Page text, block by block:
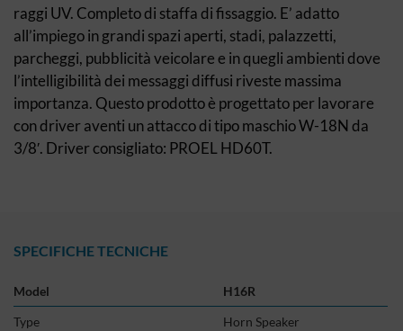
raggi UV. Completo di staffa di fissaggio. E’ adatto
all’impiego in grandi spazi aperti, stadi, palazzetti,
parcheggi, pubblicità veicolare e in quegli ambienti dove
l’intelligibilità dei messaggi diffusi riveste massima
importanza. Questo prodotto è progettato per lavorare
con driver aventi un attacco di tipo maschio W-18N da
3/8′. Driver consigliato: PROEL HD60T.
SPECIFICHE TECNICHE
Model
H16R
Type
Horn Speaker